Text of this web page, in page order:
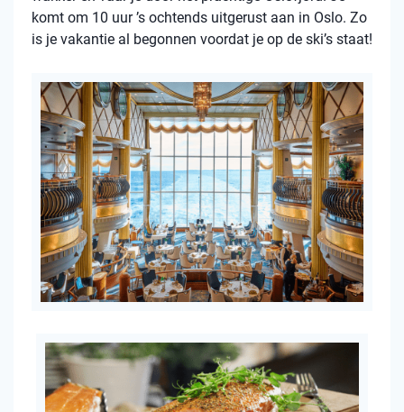
komt om 10 uur ’s ochtends uitgerust aan in Oslo. Zo
is je vakantie al begonnen voordat je op de ski’s staat!